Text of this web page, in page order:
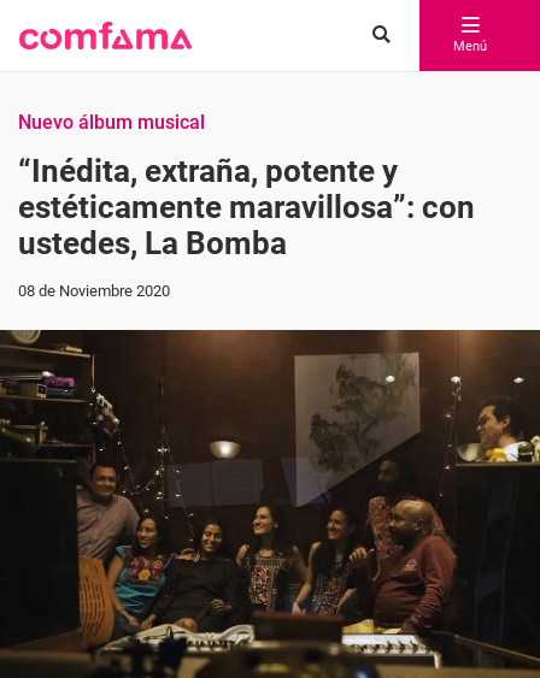
Menú
Nuevo álbum musical
“Inédita, extraña, potente y
estéticamente maravillosa”: con
ustedes, La Bomba
08 de Noviembre 2020